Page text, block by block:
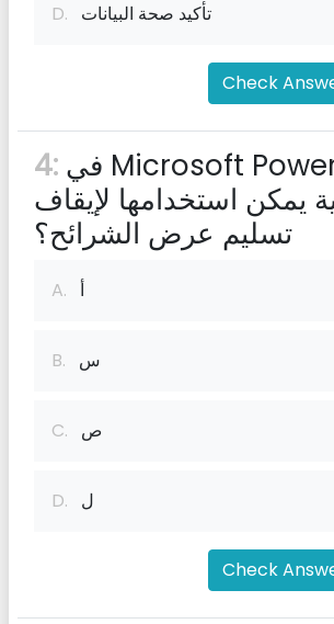
D. تأكيد صحة البيانات
Check
4:
يمكن استخدامها لإيقاف
تسليم عرض الشرائح؟
A. أ
B. س
C. ص
D. ل
Check